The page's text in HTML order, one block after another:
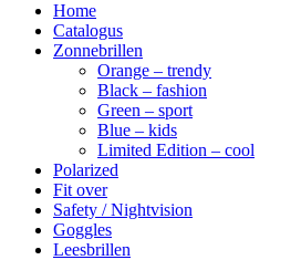
Home
Catalogus
Zonnebrillen
Orange – trendy
Black – fashion
Green – sport
Blue – kids
Limited Edition – cool
Polarized
Fit over
Safety / Nightvision
Goggles
Leesbrillen